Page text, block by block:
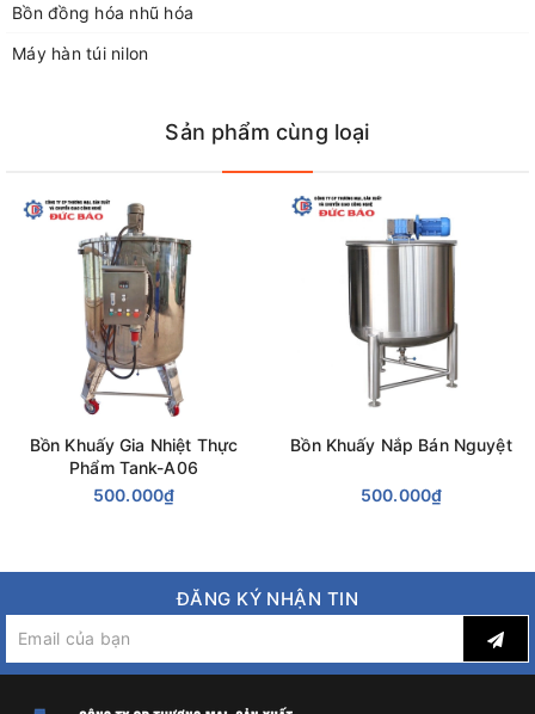
Fax: 02438712928
Email: congngheducbao83@gmail.com
Bồn đồng hóa nhũ hóa
Máy hàn túi nilon
Sản phẩm cùng loại
Bồn Khuấy Gia Nhiệt Thực
Phẩm Tank-A06
500.000₫
Bồn Khuấy Nắp Bán Nguyệt
500.000₫
ĐĂNG KÝ NHẬN TIN